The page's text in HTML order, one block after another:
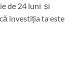
de 24 luni și
investiția ta este